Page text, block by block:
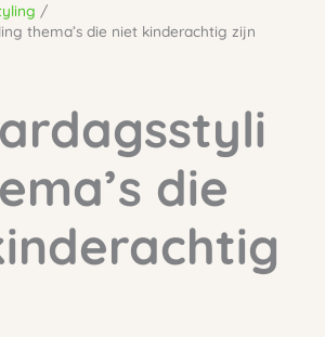
thema’s die niet kinderachtig zijn
die